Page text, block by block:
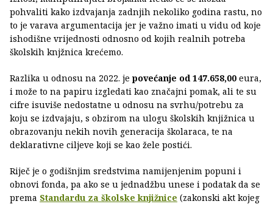
pohvaliti kako izdvajanja zadnjih nekoliko godina rastu, no
to je varava argumentacija jer je važno imati u vidu od koje
ishodišne vrijednosti odnosno od kojih realnih potreba
školskih knjžnica krećemo.
Razlika u odnosu na 2022. je povećanje od 147.658,00 eura,
i može to na papiru izgledati kao značajni pomak, ali te su
cifre isuviše nedostatne u odnosu na svrhu/potrebu za
koju se izdvajaju, s obzirom na ulogu školskih knjižnica u
obrazovanju nekih novih generacija školaraca, te na
deklarativne ciljeve koji se kao žele postići.
Riječ je o godišnjim sredstvima namijenjenim popuni i
obnovi fonda, pa ako se u jednadžbu unese i podatak da se
prema Standardu za školske knjižnice (zakonski akt kojeg